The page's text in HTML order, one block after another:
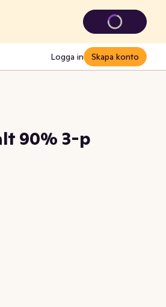
Logga in Skapa konto
90% 3-p